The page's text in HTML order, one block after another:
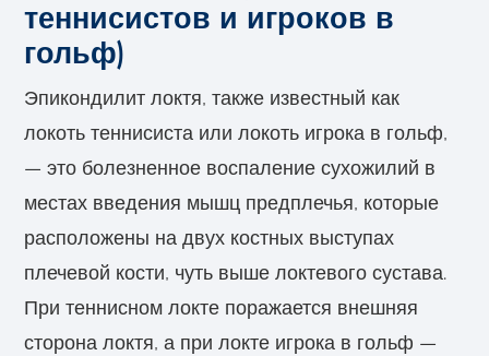
теннисистов и игроков в
гольф)
Эпикондилит локтя, также известный как
локоть теннисиста или локоть игрока в гольф,
— это болезненное воспаление сухожилий в
местах введения мышц предплечья, которые
расположены на двух костных выступах
плечевой кости, чуть выше локтевого сустава.
При теннисном локте поражается внешняя
сторона локтя, а при локте игрока в гольф —